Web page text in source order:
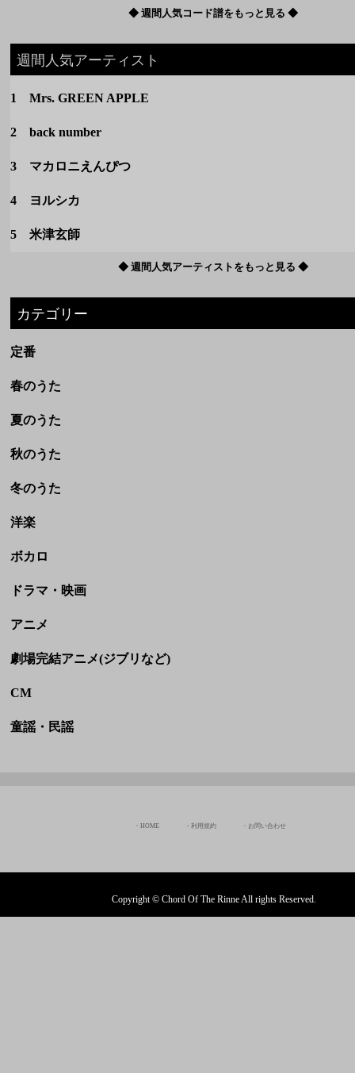
◆ 週間人気コード譜をもっと見る ◆
週間人気アーティスト
1 Mrs. GREEN APPLE
2 back number
3 マカロニえんぴつ
4 ヨルシカ
5 米津玄師
◆ 週間人気アーティストをもっと見る ◆
カテゴリー
定番
春のうた
夏のうた
秋のうた
冬のうた
洋楽
ボカロ
ドラマ・映画
アニメ
劇場完結アニメ(ジブリなど)
CM
童謡・民謡
HOME 利用規約 お問い合わせ
Copyright © Chord Of The Rinne All rights Reserved.